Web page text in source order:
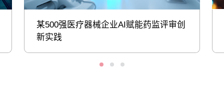
某500强医疗器械企业AI赋能药监评审创
新实践